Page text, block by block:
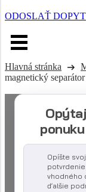
ODOSLAŤ DOPYT
Hlavná stránka
magnetický separátor
Opíšte
vhodného
ďalšie